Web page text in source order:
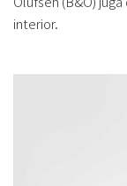
interior.